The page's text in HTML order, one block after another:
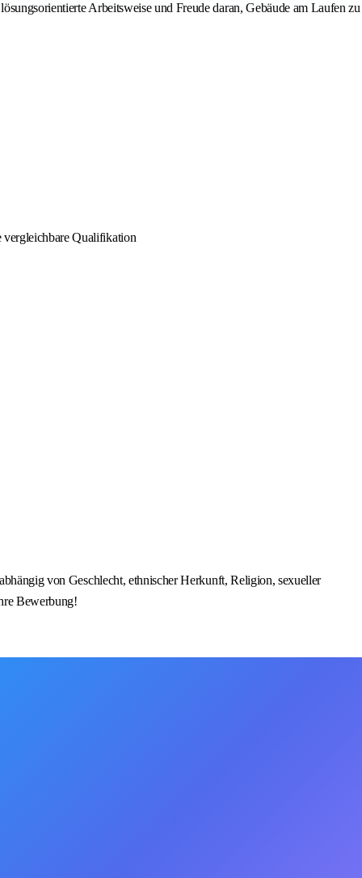
Arbeitsweise und Freude daran, Gebäude am Laufen zu
vergleichbare Qualifikation
von Geschlecht, ethnischer Herkunft, Religion, sexueller
Bewerbung!